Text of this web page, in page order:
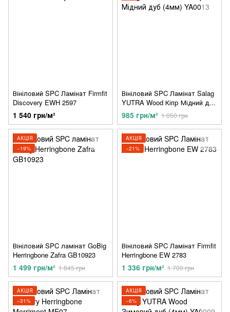
Вініловий SPC Ламінат Firmfit
Discovery EWH 2597
1 540 грн/м²
Вініловий SPC Ламінат Salag
YUTRA Wood Кіпр Мідний дуб
(4мм) YA0013
985 грн/м² 1 050 грн
АКЦІЯ
−19%
Вініловий SPC ламінат GoBig
Herringbone Zafra GB10923
1 499 грн/м² 1 845 грн
АКЦІЯ
−21%
Вініловий SPC Ламінат Firmfit
Herringbone EW 2783
1 336 грн/м² 1 700 грн
АКЦІЯ
−31%
АКЦІЯ
−6%